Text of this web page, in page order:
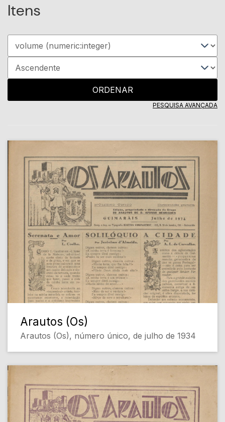
Itens
ORDENAR
PESQUISA AVANÇADA
Arautos (Os)
Arautos (Os), número único, de julho de 1934